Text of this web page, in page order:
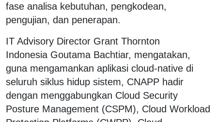
fase analisa kebutuhan, pengkodean,
pengujian, dan penerapan.
IT Advisory Director Grant Thornton
Indonesia Goutama Bachtiar, mengatakan,
guna mengamankan aplikasi cloud-native di
seluruh siklus hidup sistem, CNAPP hadir
dengan menggabungkan Cloud Security
Posture Management (CSPM), Cloud Workload